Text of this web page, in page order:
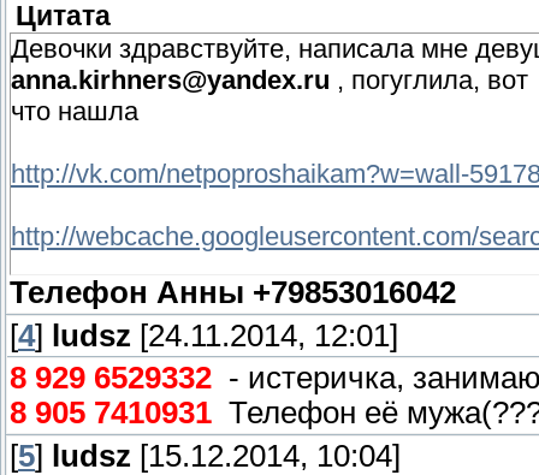
Цитата
Девочки здравствуйте, написала мне
anna.kirhners@yandex.ru , погуглила, вот
что нашла
http://vk.com/netpoproshaikam?w=wall-
http://webcache.googleusercontent.com/
http://pesikot.org/forum/
http://claws.ru/cgi-bin....art=500
я так понимаю она не первую собаку
не знакома?
Телефон Анны +79853016042
[4] ludsz [24.11.2014, 12:01]
8 929 6529332 - истеричка,
8 905 7410931 Телефон её
[5] ludsz [15.12.2014, 10:04]